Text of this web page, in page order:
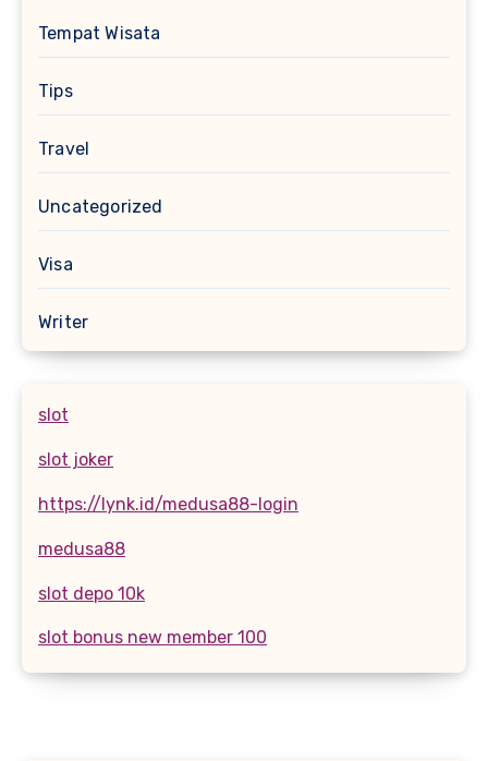
Tempat Wisata
Tips
Travel
Uncategorized
Visa
Writer
slot
slot joker
https://lynk.id/medusa88-login
medusa88
slot depo 10k
slot bonus new member 100